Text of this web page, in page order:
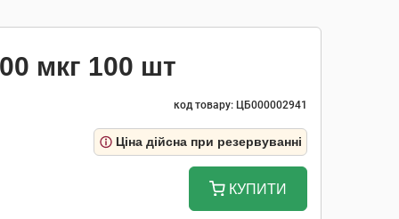
мкг 100 шт
код товару: ЦБ000002941
Ціна дійсна при резервуванні
КУПИТИ